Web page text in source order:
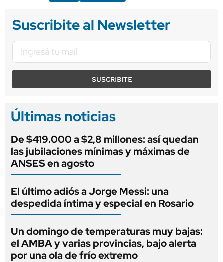
Suscribite al Newsletter
SUSCRIBITE
Últimas noticias
De $419.000 a $2,8 millones: así quedan
las jubilaciones mínimas y máximas de
ANSES en agosto
El último adiós a Jorge Messi: una
despedida íntima y especial en Rosario
Un domingo de temperaturas muy bajas:
el AMBA y varias provincias, bajo alerta
por una ola de frío extremo